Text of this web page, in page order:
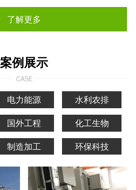
了解更多
案例展示
CASE
电力能源
水利农排
国外工程
化工生物
制造加工 环保科技